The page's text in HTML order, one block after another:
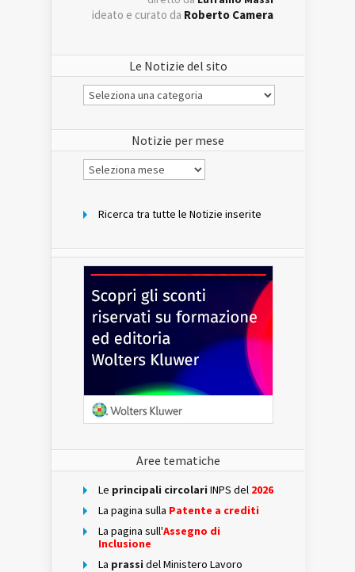
ideato e curato da Roberto Camera
Le Notizie del sito
Le
Notizie
Notizie per mese
Notizie
per
Ricerca tra tutte le Notizie inserite
Aree tematiche
Le principali circolari INPS del 2026
La pagina sulla Patente a crediti
La pagina sull'Assegno di
Inclusione
La prassi del Ministero Lavoro